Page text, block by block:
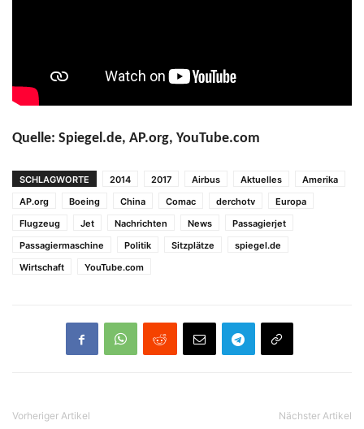
Quelle: Spiegel.de, AP.org, YouTube.com
SCHLAGWORTE 2014 2017 Airbus Aktuelles
Amerika
AP.org
Boeing China Comac derchotv
Europa
Flugzeug
Jet Nachrichten News
Passagierjet
Passagiermaschine
Politik Sitzplätze
spiegel.de
Wirtschaft
YouTube.com
Vorheriger Artikel Nächster Artikel